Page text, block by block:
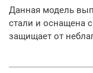
Данная модель
стали и оснащена
защищает от